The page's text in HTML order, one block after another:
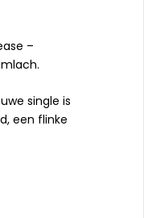
–
single is
een flinke